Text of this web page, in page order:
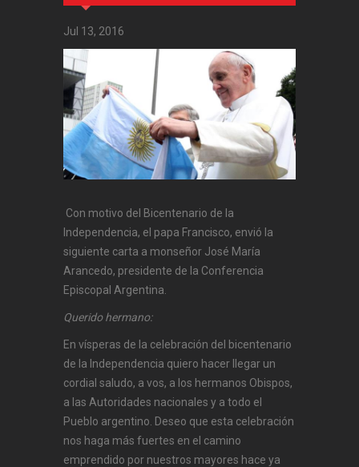
Jul 13, 2016
Con motivo del Bicentenario de la
Independencia, el papa Francisco, envió la
siguiente carta a monseñor José María
Arancedo, presidente de la Conferencia
Episcopal Argentina.
Querido hermano:
En vísperas de la celebración del bicentenario
de la lndependencia quiero hacer llegar un
cordial saludo, a vos, a los hermanos Obispos,
a las Autoridades nacionales y a todo el
Pueblo argentino. Deseo que esta celebración
nos haga más fuertes en el camino
emprendido por nuestros mayores hace ya